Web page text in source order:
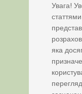
Увага!
яка